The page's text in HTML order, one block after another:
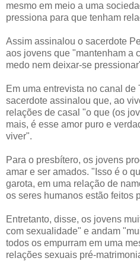
mesmo em meio a uma
pressiona para que tenham
Assim assinalou o sacerdote
aos jovens que "mantenham a
medo nem deixar-se
Em uma entrevista no canal
sacerdote assinalou que, ao
relações de casal "o que (os
mais, é esse amor puro e
viver".
Para o presbítero, os jovens
amar e ser amados. "Isso é o
garota, em uma relação de
os seres humanos estão feitos
Entretanto, disse, os jovens
com sexualidade" e andam
todos os empurram em uma
relações sexuais pré-